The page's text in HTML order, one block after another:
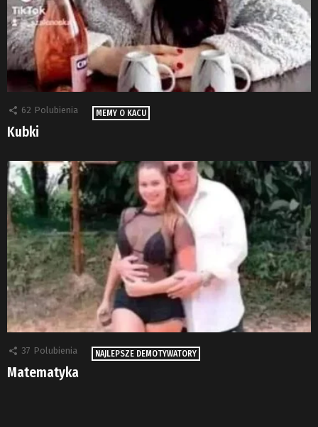
62 Polubienia MEMY O KACU
Kubki
37 Polubienia NAJLEPSZE DEMOTYWATORY
Matematyka